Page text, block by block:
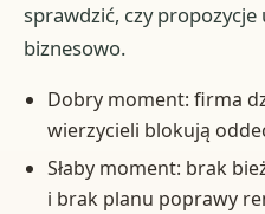
sprawdzić, czy propozycje
biznesowo.
Dobry moment: firma
wierzycieli blokują
Słaby moment: brak
i brak planu poprawy